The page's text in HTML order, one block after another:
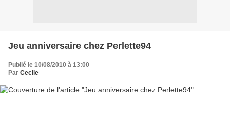
Jeu anniversaire chez Perlette94
Publié le 10/08/2010 à 13:00
Par Cecile